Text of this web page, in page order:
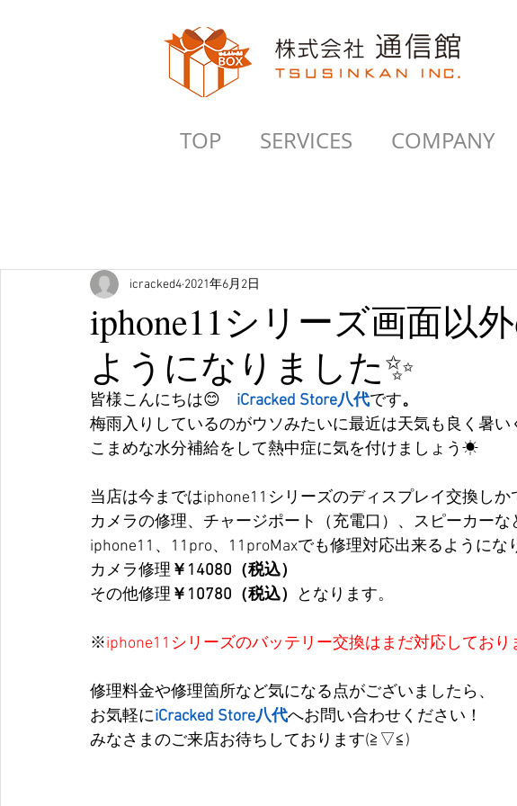
TOP SERVICES COMPANY
iphone11シリーズ画面以
ようになりました✨
icracked4 2021年6月2日
皆様こんにちは😊 iCracked Store八代です。
梅雨入りしているのがウソみたいに最近は天気も良く暑い
こまめな水分補給をして熱中症に気を付けましょう☀
当店は今まではiphone11シリーズのディスプレイ交換しか
カメラの修理、チャージポート（充電口）、スピーカーな
iphone11、11pro、11proMaxでも修理対応出来るようにな
カメラ修理￥14080（税込）
その他修理￥10780（税込） となります。
※iphone11シリーズのバッテリー交換はまだ対応しており
修理料金や修理箇所など気になる点がございましたら、
お気軽にiCracked Store八代へお問い合わせください！
みなさまのご来店お待ちしております(≧▽≦)